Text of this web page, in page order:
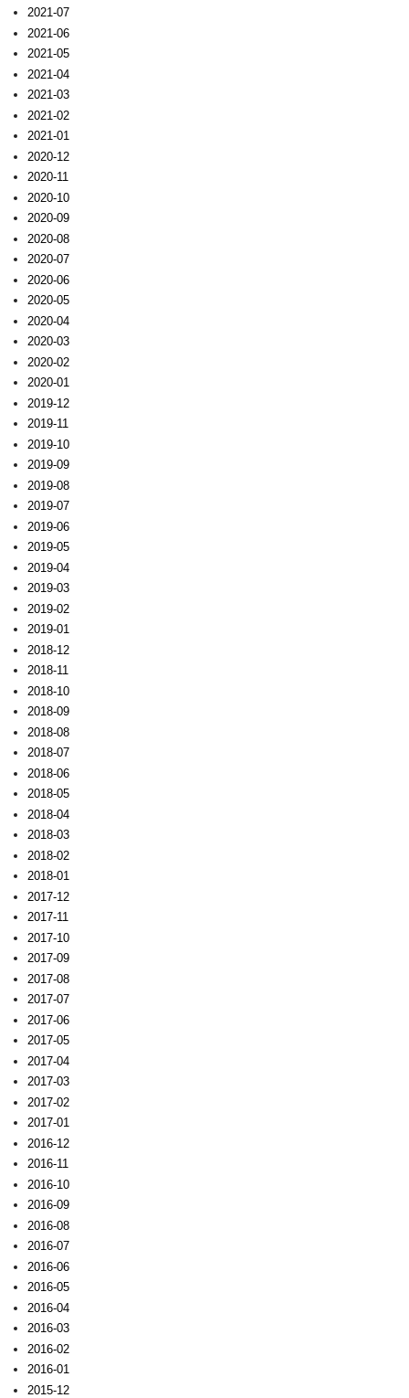
2021-07
2021-06
2021-05
2021-04
2021-03
2021-02
2021-01
2020-12
2020-11
2020-10
2020-09
2020-08
2020-07
2020-06
2020-05
2020-04
2020-03
2020-02
2020-01
2019-12
2019-11
2019-10
2019-09
2019-08
2019-07
2019-06
2019-05
2019-04
2019-03
2019-02
2019-01
2018-12
2018-11
2018-10
2018-09
2018-08
2018-07
2018-06
2018-05
2018-04
2018-03
2018-02
2018-01
2017-12
2017-11
2017-10
2017-09
2017-08
2017-07
2017-06
2017-05
2017-04
2017-03
2017-02
2017-01
2016-12
2016-11
2016-10
2016-09
2016-08
2016-07
2016-06
2016-05
2016-04
2016-03
2016-02
2016-01
2015-12